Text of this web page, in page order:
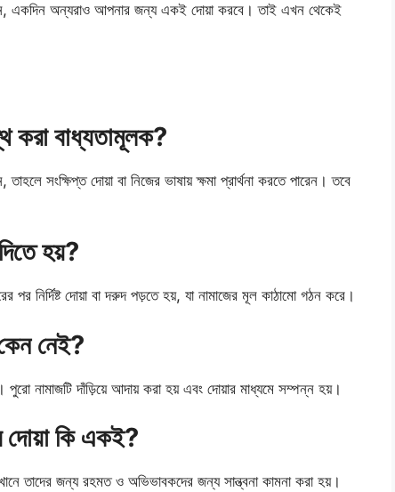
একদিন অন্যরাও আপনার জন্য একই দোয়া করবে। তাই এখন থেকেই
করা বাধ্যতামূলক?
সংক্ষিপ্ত দোয়া বা নিজের ভাষায় ক্ষমা প্রার্থনা করতে পারেন। তবে
হয়?
পর নির্দিষ্ট দোয়া বা দরুদ পড়তে হয়, যা নামাজের মূল কাঠামো গঠন করে।
নেই?
নামাজটি দাঁড়িয়ে আদায় করা হয় এবং দোয়ার মাধ্যমে সম্পন্ন হয়।
দোয়া কি একই?
তাদের জন্য রহমত ও অভিভাবকদের জন্য সান্ত্বনা কামনা করা হয়।